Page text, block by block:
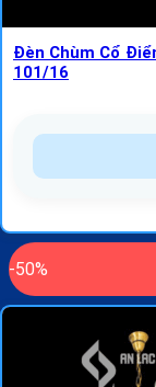
Đèn Chùm Cổ
101/16
-50%